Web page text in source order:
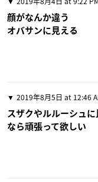
顔がなんか違う
オバサンに見える
2019年8月5日 at 12:46
スザクやルルーシュ
なら頑張って欲しい